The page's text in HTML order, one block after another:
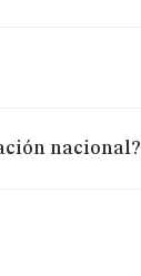
nacional?